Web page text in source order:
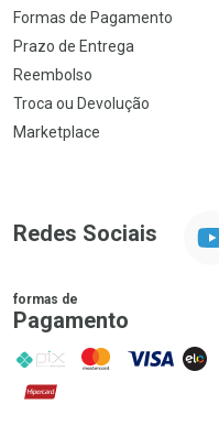
Formas de Pagamento
Prazo de Entrega
Reembolso
Troca ou Devolução
Marketplace
Redes Sociais
formas de
Pagamento
PIX MasterCard
VISA ELO
Hipercard